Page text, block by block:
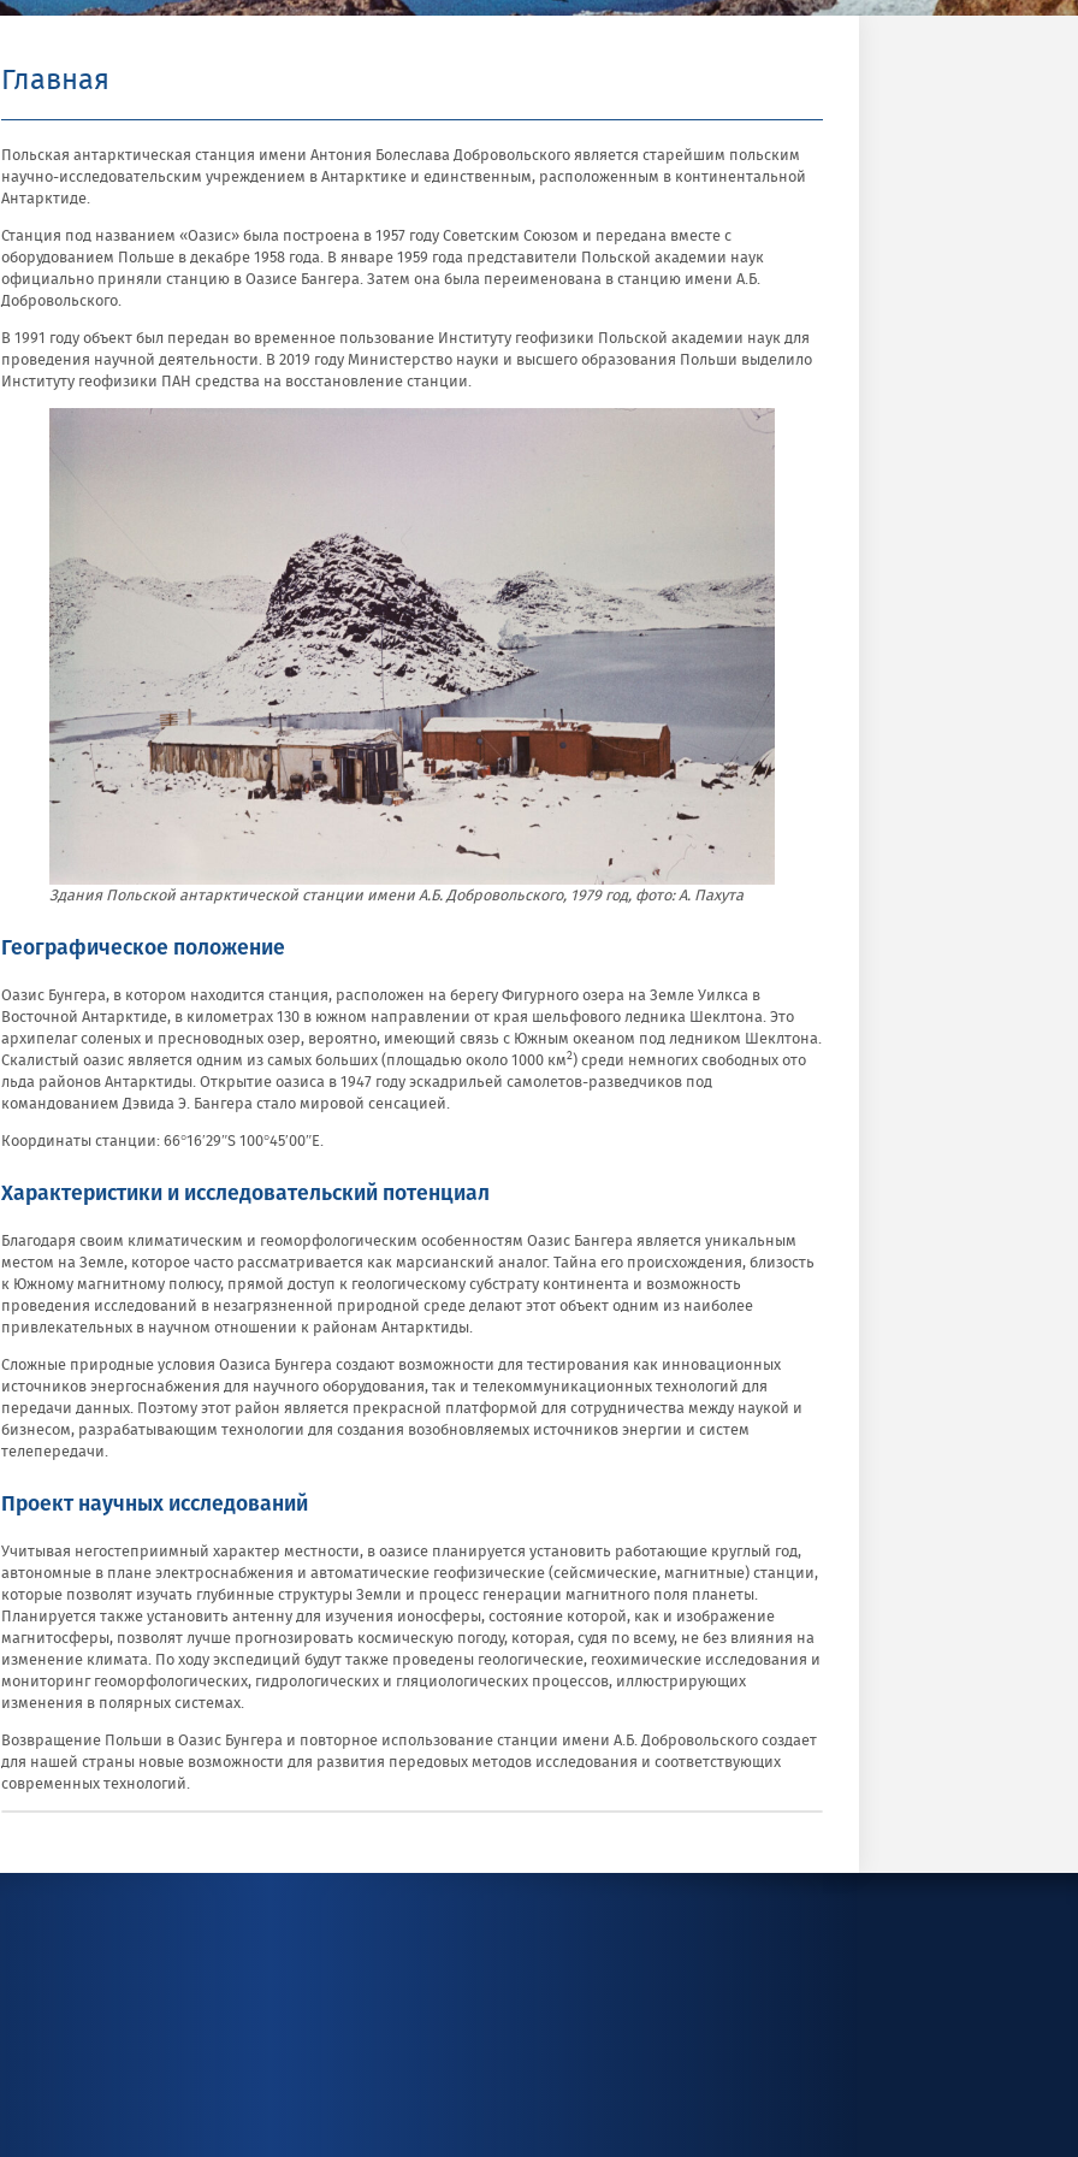
Главная
Польская антарктическая станция имени Антония Болеслава Добровольского является старейшим польским
научно-исследовательским учреждением в Антарктике и единственным, расположенным в континентальной
Антарктиде.
Станция под названием «Оазис» была построена в 1957 году Советским Союзом и передана вместе с
оборудованием Польше в декабре 1958 года. В январе 1959 года представители Польской академии наук
официально приняли станцию в Оазисе Бангера. Затем она была переименована в станцию имени А.Б.
Добровольского.
В 1991 году объект был передан во временное пользование Институту геофизики Польской академии наук для
проведения научной деятельности. В 2019 году Министерство науки и высшего образования Польши выделило
Институту геофизики ПАН средства на восстановление станции.
Здания Польской антарктической станции имени А.Б. Добровольского, 1979 год, фото: А. Пахута
Географическое положение
Оазис Бунгера, в котором находится станция, расположен на берегу Фигурного озера на Земле Уилкса в
Восточной Антарктиде, в километрах 130 в южном направлении от края шельфового ледника Шеклтона. Это
архипелаг соленых и пресноводных озер, вероятно, имеющий связь с Южным океаном под ледником Шеклтона.
Скалистый оазис является одним из самых больших (площадью около 1000 км2) среди немногих свободных ото
льда районов Антарктиды. Открытие оазиса в 1947 году эскадрильей самолетов-разведчиков под
командованием Дэвида Э. Бангера стало мировой сенсацией.
Координаты станции: 66°16′29″S 100°45′00″E.
Характеристики и исследовательский потенциал
Благодаря своим климатическим и геоморфологическим особенностям Оазис Бангера является уникальным
местом на Земле, которое часто рассматривается как марсианский аналог. Тайна его происхождения, близость
к Южному магнитному полюсу, прямой доступ к геологическому субстрату континента и возможность
проведения исследований в незагрязненной природной среде делают этот объект одним из наиболее
привлекательных в научном отношении к районам Антарктиды.
Сложные природные условия Оазиса Бунгера создают возможности для тестирования как инновационных
источников энергоснабжения для научного оборудования, так и телекоммуникационных технологий для
передачи данных. Поэтому этот район является прекрасной платформой для сотрудничества между наукой и
бизнесом, разрабатывающим технологии для создания возобновляемых источников энергии и систем
телепередачи.
Проект научных исследований
Учитывая негостеприимный характер местности, в оазисе планируется установить работающие круглый год,
автономные в плане электроснабжения и автоматические геофизические (сейсмические, магнитные) станции,
которые позволят изучать глубинные структуры Земли и процесс генерации магнитного поля планеты.
Планируется также установить антенну для изучения ионосферы, состояние которой, как и изображение
магнитосферы, позволят лучше прогнозировать космическую погоду, которая, судя по всему, не без влияния на
изменение климата. По ходу экспедиций будут также проведены геологические, геохимические исследования и
мониторинг геоморфологических, гидрологических и гляциологических процессов, иллюстрирующих
изменения в полярных системах.
Возвращение Польши в Оазис Бунгера и повторное использование станции имени А.Б. Добровольского создает
для нашей страны новые возможности для развития передовых методов исследования и соответствующих
современных технологий.